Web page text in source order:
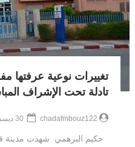
تغييرات نوعية عرفتها
تادلة تحت الإشراف
chadafmbouz122
حكيم البرهمي شهدت مدينة